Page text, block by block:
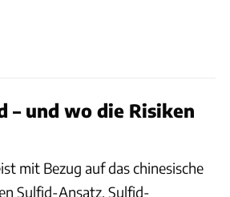
– und wo die Risiken
mit Bezug auf das chinesische
Sulfid-Ansatz. Sulfid-